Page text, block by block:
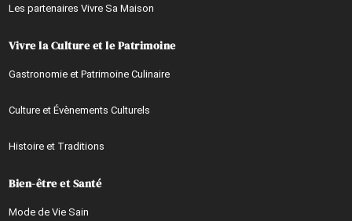
Les partenaires Vivre Sa Maison
Vivre la Culture et le Patrimoine
Gastronomie et Patrimoine Culinaire
Culture et Évènements Culturels
Histoire et Traditions
Bien-être et Santé
Mode de Vie Sain